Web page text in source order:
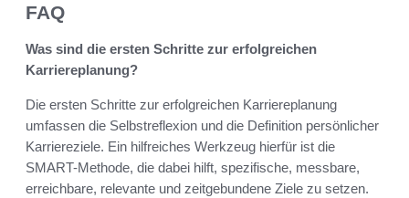
FAQ
Was sind die ersten Schritte zur erfolgreichen
Karriereplanung?
Die ersten Schritte zur erfolgreichen Karriereplanung
umfassen die Selbstreflexion und die Definition persönlicher
Karriereziele. Ein hilfreiches Werkzeug hierfür ist die
SMART-Methode, die dabei hilft, spezifische, messbare,
erreichbare, relevante und zeitgebundene Ziele zu setzen.